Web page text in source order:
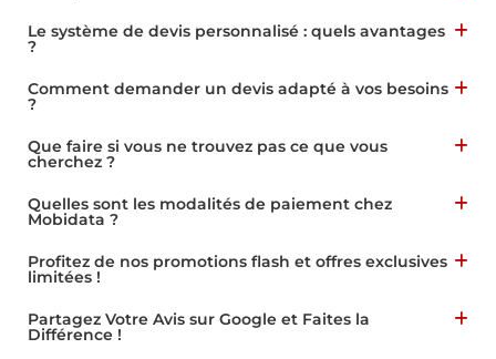
Le système de devis personnalisé : quels avantages
?
Comment demander un devis adapté à vos besoins
?
Que faire si vous ne trouvez pas ce que vous
cherchez ?
Quelles sont les modalités de paiement chez
Mobidata ?
Profitez de nos promotions flash et offres exclusives
limitées !
Partagez Votre Avis sur Google et Faites la
Différence !